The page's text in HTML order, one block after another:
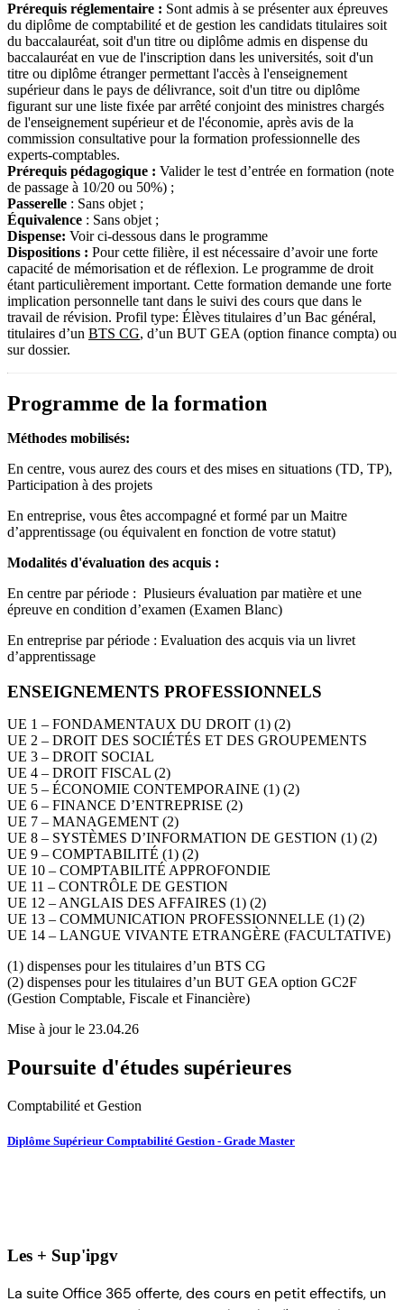
Prérequis réglementaire : Sont admis à se présenter aux épreuves
du diplôme de comptabilité et de gestion les candidats titulaires soit
du baccalauréat, soit d'un titre ou diplôme admis en dispense du
baccalauréat en vue de l'inscription dans les universités, soit d'un
titre ou diplôme étranger permettant l'accès à l'enseignement
supérieur dans le pays de délivrance, soit d'un titre ou diplôme
figurant sur une liste fixée par arrêté conjoint des ministres chargés
de l'enseignement supérieur et de l'économie, après avis de la
commission consultative pour la formation professionnelle des
experts-comptables.
Prérequis pédagogique : Valider le test d’entrée en formation (note
de passage à 10/20 ou 50%) ;
Passerelle : Sans objet ;
Équivalence : Sans objet ;
Dispense: Voir ci-dessous dans le programme
Dispositions : Pour cette filière, il est nécessaire d’avoir une forte
capacité de mémorisation et de réflexion. Le programme de droit
étant particulièrement important. Cette formation demande une forte
implication personnelle tant dans le suivi des cours que dans le
travail de révision. Profil type: Élèves titulaires d’un Bac général,
titulaires d’un BTS CG, d’un BUT GEA (option finance compta) ou
sur dossier.
Programme de la formation
Méthodes mobilisés:
En centre, vous aurez des cours et des mises en situations (TD, TP),
Participation à des projets
En entreprise, vous êtes accompagné et formé par un Maitre
d’apprentissage (ou équivalent en fonction de votre statut)
Modalités d'évaluation des acquis :
En centre par période : Plusieurs évaluation par matière et une
épreuve en condition d’examen (Examen Blanc)
En entreprise par période : Evaluation des acquis via un livret
d’apprentissage
ENSEIGNEMENTS PROFESSIONNELS
UE 1 – FONDAMENTAUX DU DROIT (1) (2)
UE 2 – DROIT DES SOCIÉTÉS ET DES GROUPEMENTS
UE 3 – DROIT SOCIAL
UE 4 – DROIT FISCAL (2)
UE 5 – ÉCONOMIE CONTEMPORAINE (1) (2)
UE 6 – FINANCE D’ENTREPRISE (2)
UE 7 – MANAGEMENT (2)
UE 8 – SYSTÈMES D’INFORMATION DE GESTION (1) (2)
UE 9 – COMPTABILITÉ (1) (2)
UE 10 – COMPTABILITÉ APPROFONDIE
UE 11 – CONTRÔLE DE GESTION
UE 12 – ANGLAIS DES AFFAIRES (1) (2)
UE 13 – COMMUNICATION PROFESSIONNELLE (1) (2)
UE 14 – LANGUE VIVANTE ETRANGÈRE (FACULTATIVE)
(1) dispenses pour les titulaires d’un BTS CG
(2) dispenses pour les titulaires d’un BUT GEA option GC2F
(Gestion Comptable, Fiscale et Financière)
Mise à jour le 23.04.26
Poursuite d'études supérieures
Comptabilité et Gestion
Diplôme Supérieur Comptabilité Gestion - Grade Master
Les + Sup'ipgv
La suite Office 365 offerte, des cours en petit effectifs, un